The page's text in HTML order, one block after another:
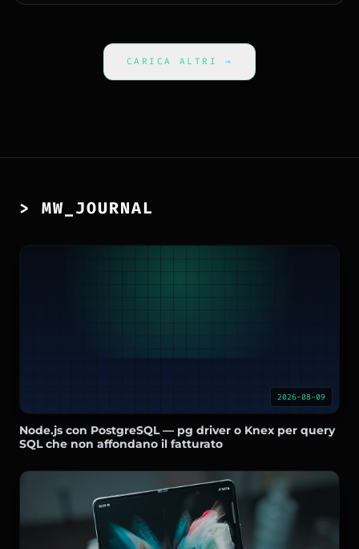
CARICA ALTRI →
> MW_JOURNAL
2026-08-09
Node.js con PostgreSQL — pg driver o Knex per query
SQL che non affondano il fatturato